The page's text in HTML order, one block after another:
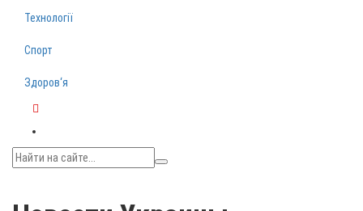
Технології
Спорт
Здоров‘я